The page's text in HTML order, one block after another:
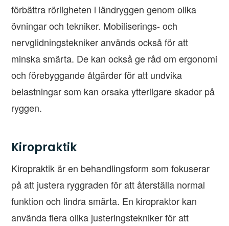
förbättra rörligheten i ländryggen genom olika
övningar och tekniker. Mobiliserings- och
nervglidningstekniker används också för att
minska smärta. De kan också ge råd om ergonomi
och förebyggande åtgärder för att undvika
belastningar som kan orsaka ytterligare skador på
ryggen.
Kiropraktik
Kiropraktik är en behandlingsform som fokuserar
på att justera ryggraden för att återställa normal
funktion och lindra smärta. En kiropraktor kan
använda flera olika justeringstekniker för att